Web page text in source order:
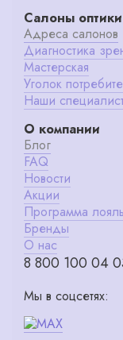
Салоны оптики
Адреса салонов
Диагностика
Мастерская
Уголок
Наши
О компании
Блог
FAQ
Новости
Акции
Программа
Бренды
О нас
8 800 100 04
Мы в соцсетях: